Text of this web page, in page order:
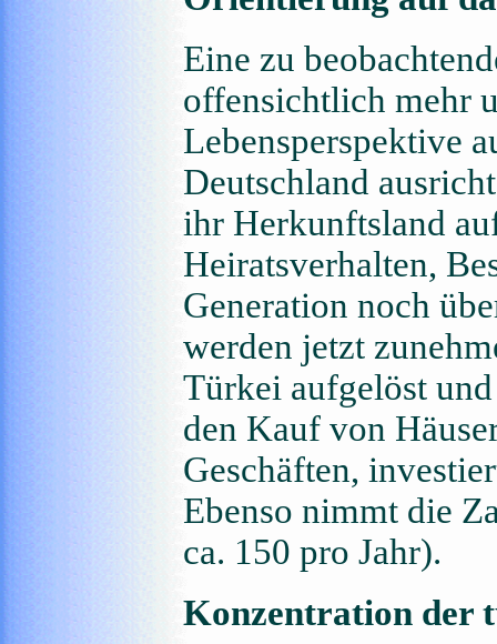
Eine zu
offensichtlich mehr
Lebensperspektive
Deutschland
ihr Herkunftsland
Heiratsverhalten,
Generation noch
werden jetzt
Türkei aufgelöst
den Kauf von
Geschäften,
Ebenso nimmt die
ca. 150 pro Jahr).
Konzentration der